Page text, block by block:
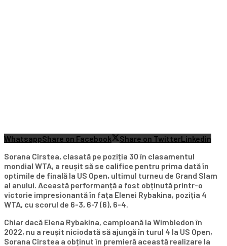
WhatsappShare on Facebook Share on TwitterLinkedin
Sorana Cîrstea, clasată pe poziția 30 în clasamentul
mondial WTA, a reușit să se califice pentru prima dată în
optimile de finală la US Open, ultimul turneu de Grand Slam
al anului. Această performanță a fost obținută printr-o
victorie impresionantă în fața Elenei Rybakina, poziția 4
WTA, cu scorul de 6-3, 6-7 (6), 6-4.
Chiar dacă Elena Rybakina, campioană la Wimbledon în
2022, nu a reușit niciodată să ajungă în turul 4 la US Open,
Sorana Cîrstea a obținut în premieră această realizare la